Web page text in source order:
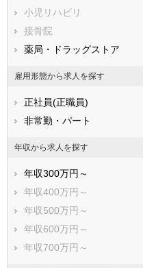
鳥取県
広島県
香川県
愛媛県
鹿児島県
小児リハビリ
接骨院
薬局・ドラッグストア
雇用形態から求人を探す
正社員(正職員)
非常勤・パート
年収から求人を探す
年収300万円～
年収400万円～
年収500万円～
年収600万円～
年収700万円～